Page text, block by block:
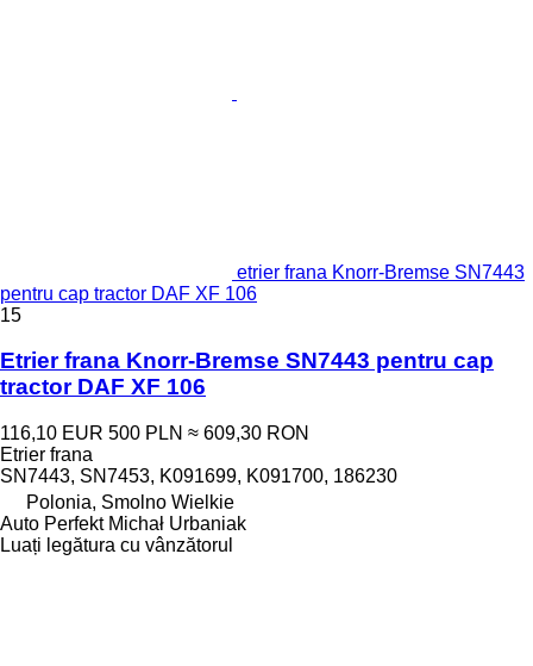
etrier frana Knorr-Bremse SN7443
pentru cap tractor DAF XF 106
15
Etrier frana Knorr-Bremse SN7443 pentru cap
tractor DAF XF 106
116,10 EUR 500 PLN ≈ 609,30 RON
Etrier frana
SN7443, SN7453, K091699, K091700, 186230
Polonia, Smolno Wielkie
Auto Perfekt Michał Urbaniak
Luați legătura cu vânzătorul